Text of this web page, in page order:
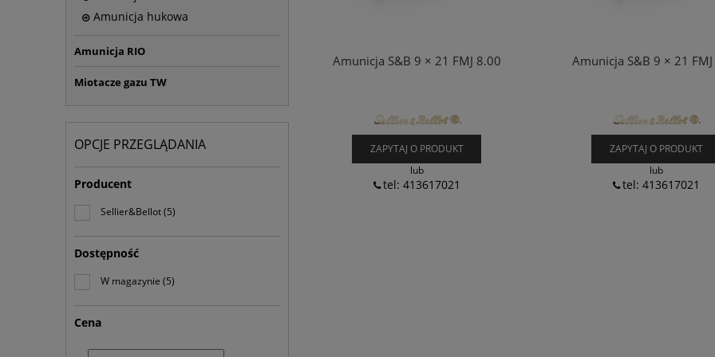
Amunicja hukowa
Amunicja RIO
Miotacze gazu TW
OPCJE PRZEGLĄDANIA
Producent
Sellier&Bellot(5)
Dostępność
W magazynie (5)
Cena
Amunicja S&B 9 × 21 FMJ 8.00
ZAPYTAJ O PRODUKT
lub
tel: 413617021
Amunicja S&B 9 × 21
ZAPYTAJ O PRODUKT
lub
tel: 413617021